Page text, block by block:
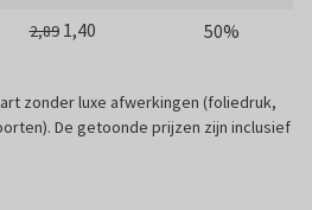
2,89 1,40 50%
zonder luxe afwerkingen (foliedruk,
De getoonde prijzen zijn inclusief